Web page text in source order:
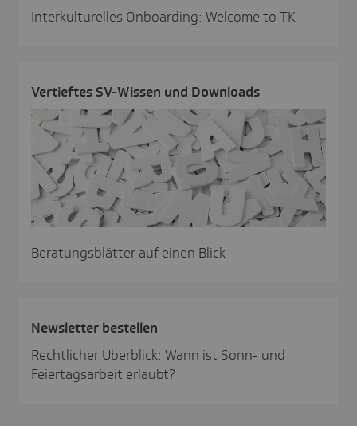
Interkulturelles Onboarding: Welcome to TK
Vertieftes SV-Wissen und Down­loads
Beratungsblätter auf einen Blick
News­letter bestellen
Rechtlicher Überblick: Wann ist Sonn- und
Feiertagsarbeit erlaubt?